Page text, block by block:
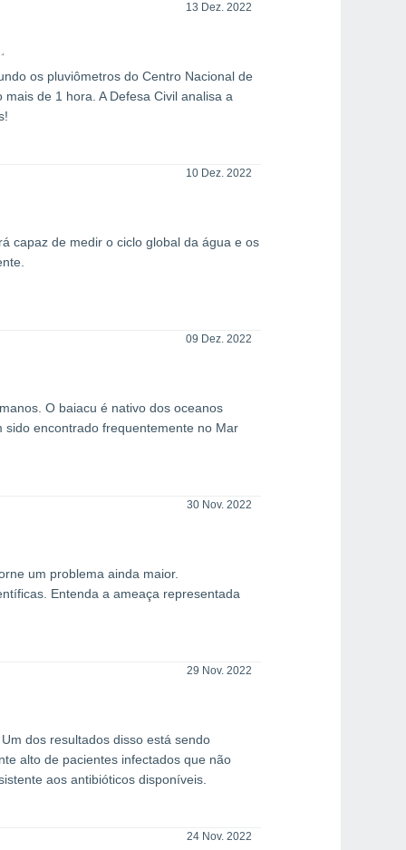
13 Dez. 2022
os pluviômetros do Centro Nacional de
de 1 hora. A Defesa Civil analisa a
10 Dez. 2022
capaz de medir o ciclo global da água e os
09 Dez. 2022
O baiacu é nativo dos oceanos
sido encontrado frequentemente no Mar
30 Nov. 2022
um problema ainda maior.
Entenda a ameaça representada
29 Nov. 2022
dos resultados disso está sendo
alto de pacientes infectados que não
aos antibióticos disponíveis.
24 Nov. 2022